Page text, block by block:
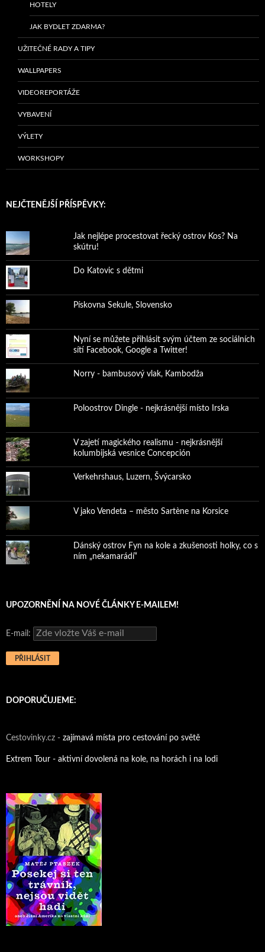
HOTELY
JAK BYDLET ZDARMA?
UŽITEČNÉ RADY A TIPY
WALLPAPERS
VIDEOREPORTÁŽE
VYBAVENÍ
VÝLETY
WORKSHOPY
NEJČTENĚJŠÍ PŘÍSPĚVKY:
Jak nejlépe procestovat řecký ostrov Kos? Na
skútru!
Do Katovic s dětmi
Pískovna Sekule, Slovensko
Nyní se můžete přihlásit svým účtem ze sociálních
sítí Facebook, Google a Twitter!
Norry - bambusový vlak, Kambodža
Poloostrov Dingle - nejkrásnější místo Irska
V zajetí magického realismu - nejkrásnější
kolumbijská vesnice Concepción
Verkehrshaus, Luzern, Švýcarsko
V jako Vendeta – město Sartène na Korsice
Dánský ostrov Fyn na kole a zkušenosti holky, co s
ním „nekamarádí“
UPOZORNĚNÍ NA NOVÉ ČLÁNKY E-MAILEM!
E-mail:
DOPORUČUJEME:
Cestovinky.cz - zajímavá místa pro cestování po světě
Extrem Tour - aktivní dovolená na kole, na horách i na lodi